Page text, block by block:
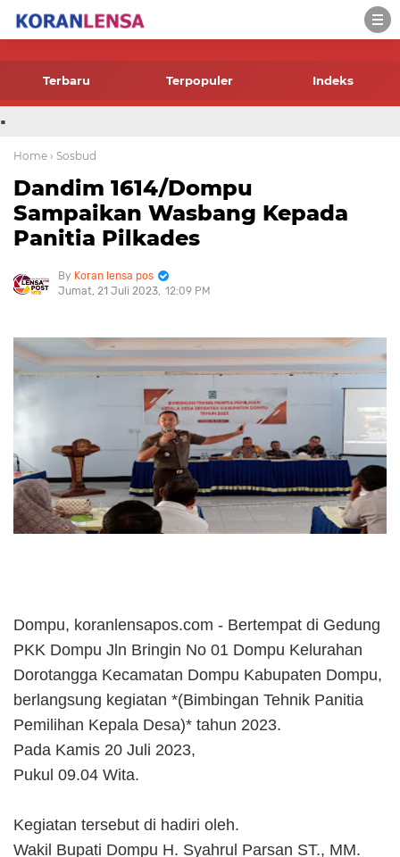
-->
Terbaru Terpopuler Indeks
.
Home › Sosbud
Dandim 1614/Dompu
Sampaikan Wasbang Kepada
Panitia Pilkades
Koran lensa pos
Jumat, 21 Juli 2023 12:09 PM
Dompu, koranlensapos.com - Bertempat di Gedung
PKK Dompu Jln Bringin No 01 Dompu Kelurahan
Dorotangga Kecamatan Dompu Kabupaten Dompu,
berlangsung kegiatan *(Bimbingan Tehnik Panitia
Pemilihan Kepala Desa)* tahun 2023.
Pada Kamis 20 Juli 2023,
Pukul 09.04 Wita.
Kegiatan tersebut di hadiri oleh.
Wakil Bupati Dompu H. Syahrul Parsan ST., MM.